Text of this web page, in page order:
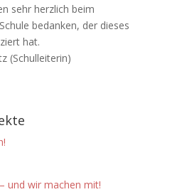
sehr herzlich beim
bedanken, der dieses
hat.
(Schulleiterin)
und wir machen mit!